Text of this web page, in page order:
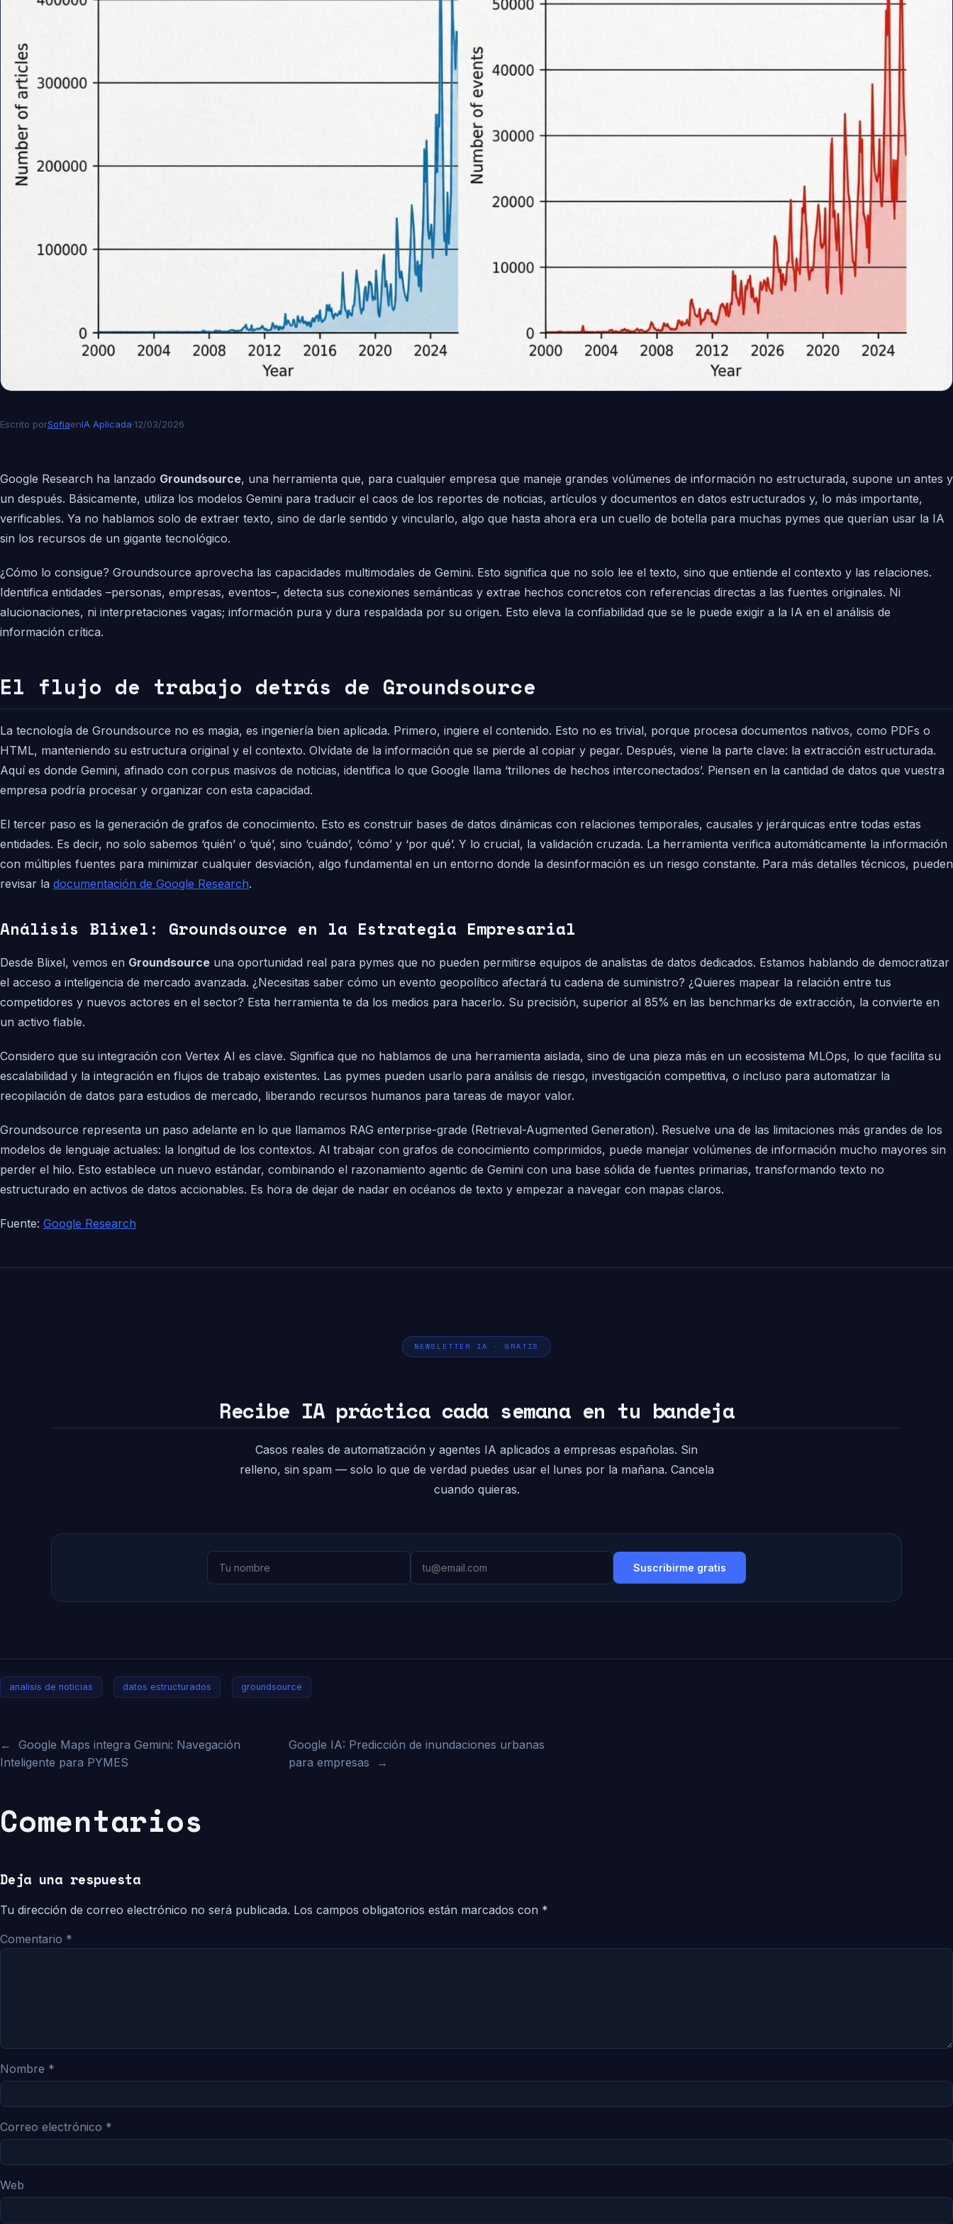
Escrito porSofiaenIA Aplicada·12/03/2026
Google Research ha lanzado Groundsource, una herramienta que, para cualquier empresa que maneje grandes volúmenes de información no estructurada, supone un antes y
un después. Básicamente, utiliza los modelos Gemini para traducir el caos de los reportes de noticias, artículos y documentos en datos estructurados y, lo más importante,
verificables. Ya no hablamos solo de extraer texto, sino de darle sentido y vincularlo, algo que hasta ahora era un cuello de botella para muchas pymes que querían usar la IA
sin los recursos de un gigante tecnológico.
¿Cómo lo consigue? Groundsource aprovecha las capacidades multimodales de Gemini. Esto significa que no solo lee el texto, sino que entiende el contexto y las relaciones.
Identifica entidades –personas, empresas, eventos–, detecta sus conexiones semánticas y extrae hechos concretos con referencias directas a las fuentes originales. Ni
alucionaciones, ni interpretaciones vagas; información pura y dura respaldada por su origen. Esto eleva la confiabilidad que se le puede exigir a la IA en el análisis de
información crítica.
El flujo de trabajo detrás de Groundsource
La tecnología de Groundsource no es magia, es ingeniería bien aplicada. Primero, ingiere el contenido. Esto no es trivial, porque procesa documentos nativos, como PDFs o
HTML, manteniendo su estructura original y el contexto. Olvídate de la información que se pierde al copiar y pegar. Después, viene la parte clave: la extracción estructurada.
Aquí es donde Gemini, afinado con corpus masivos de noticias, identifica lo que Google llama ‘trillones de hechos interconectados’. Piensen en la cantidad de datos que vuestra
empresa podría procesar y organizar con esta capacidad.
El tercer paso es la generación de grafos de conocimiento. Esto es construir bases de datos dinámicas con relaciones temporales, causales y jerárquicas entre todas estas
entidades. Es decir, no solo sabemos ‘quién’ o ‘qué’, sino ‘cuándo’, ‘cómo’ y ‘por qué’. Y lo crucial, la validación cruzada. La herramienta verifica automáticamente la información
con múltiples fuentes para minimizar cualquier desviación, algo fundamental en un entorno donde la desinformación es un riesgo constante. Para más detalles técnicos, pueden
revisar la documentación de Google Research.
Análisis Blixel: Groundsource en la Estrategia Empresarial
Desde Blixel, vemos en Groundsource una oportunidad real para pymes que no pueden permitirse equipos de analistas de datos dedicados. Estamos hablando de democratizar
el acceso a inteligencia de mercado avanzada. ¿Necesitas saber cómo un evento geopolítico afectará tu cadena de suministro? ¿Quieres mapear la relación entre tus
competidores y nuevos actores en el sector? Esta herramienta te da los medios para hacerlo. Su precisión, superior al 85% en las benchmarks de extracción, la convierte en
un activo fiable.
Considero que su integración con Vertex AI es clave. Significa que no hablamos de una herramienta aislada, sino de una pieza más en un ecosistema MLOps, lo que facilita su
escalabilidad y la integración en flujos de trabajo existentes. Las pymes pueden usarlo para análisis de riesgo, investigación competitiva, o incluso para automatizar la
recopilación de datos para estudios de mercado, liberando recursos humanos para tareas de mayor valor.
Groundsource representa un paso adelante en lo que llamamos RAG enterprise-grade (Retrieval-Augmented Generation). Resuelve una de las limitaciones más grandes de los
modelos de lenguaje actuales: la longitud de los contextos. Al trabajar con grafos de conocimiento comprimidos, puede manejar volúmenes de información mucho mayores sin
perder el hilo. Esto establece un nuevo estándar, combinando el razonamiento agentic de Gemini con una base sólida de fuentes primarias, transformando texto no
estructurado en activos de datos accionables. Es hora de dejar de nadar en océanos de texto y empezar a navegar con mapas claros.
Fuente: Google Research
NEWSLETTER IA · GRATIS
Recibe IA práctica cada semana en tu bandeja
Casos reales de automatización y agentes IA aplicados a empresas españolas. Sin
relleno, sin spam — solo lo que de verdad puedes usar el lunes por la mañana. Cancela
cuando quieras.
Suscribirme gratis
analisis de noticias datos estructurados groundsource
←
Google Maps integra Gemini: Navegación
Inteligente para PYMES
Google IA: Predicción de inundaciones urbanas
para empresas
→
Comentarios
Deja una respuesta
Tu dirección de correo electrónico no será publicada. Los campos obligatorios están marcados con *
Comentario *
Nombre *
Correo electrónico *
Web